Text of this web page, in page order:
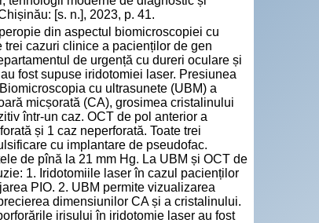
[s. n.], 2023, p. 41.
din aspectul biomicroscopiei cu
trei cazuri clinice a pacienților de gen
de urgență cu dureri oculare și
fost supuse iridotomiei laser. Presiunea
cu ultrasunete (UBM) a
micșorată (CA), grosimea cristalinului
într-un caz. OCT de pol anterior a
și 1 caz neperforată. Toate trei
cu implantare de pseudofac.
de pînă la 21 mm Hg. La UBM și OCT de
1. Iridotomiile laser în cazul pacienților
PIO. 2. UBM permite vizualizarea
dimensiunilor CA și a cristalinului.
irisului în iridotomie laser au fost